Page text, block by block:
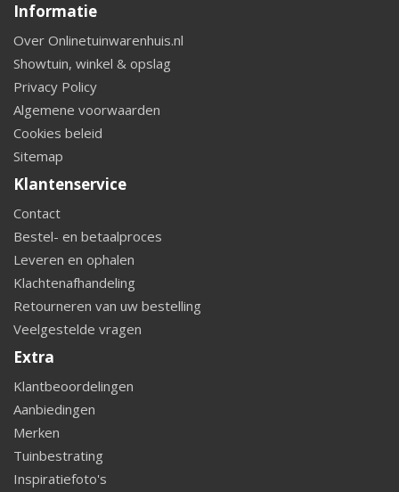
Informatie
Over Onlinetuinwarenhuis.nl
Showtuin, winkel & opslag
Privacy Policy
Algemene voorwaarden
Cookies beleid
Sitemap
Klantenservice
Contact
Bestel- en betaalproces
Leveren en ophalen
Klachtenafhandeling
Retourneren van uw bestelling
Veelgestelde vragen
Extra
Klantbeoordelingen
Aanbiedingen
Merken
Tuinbestrating
Inspiratiefoto's